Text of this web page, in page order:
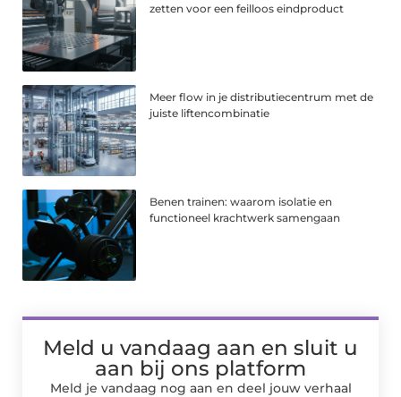
zetten voor een feilloos eindproduct
Meer flow in je distributiecentrum met de
juiste liftencombinatie
Benen trainen: waarom isolatie en
functioneel krachtwerk samengaan
Meld u vandaag aan en sluit u
aan bij ons platform
Meld je vandaag nog aan en deel jouw verhaal